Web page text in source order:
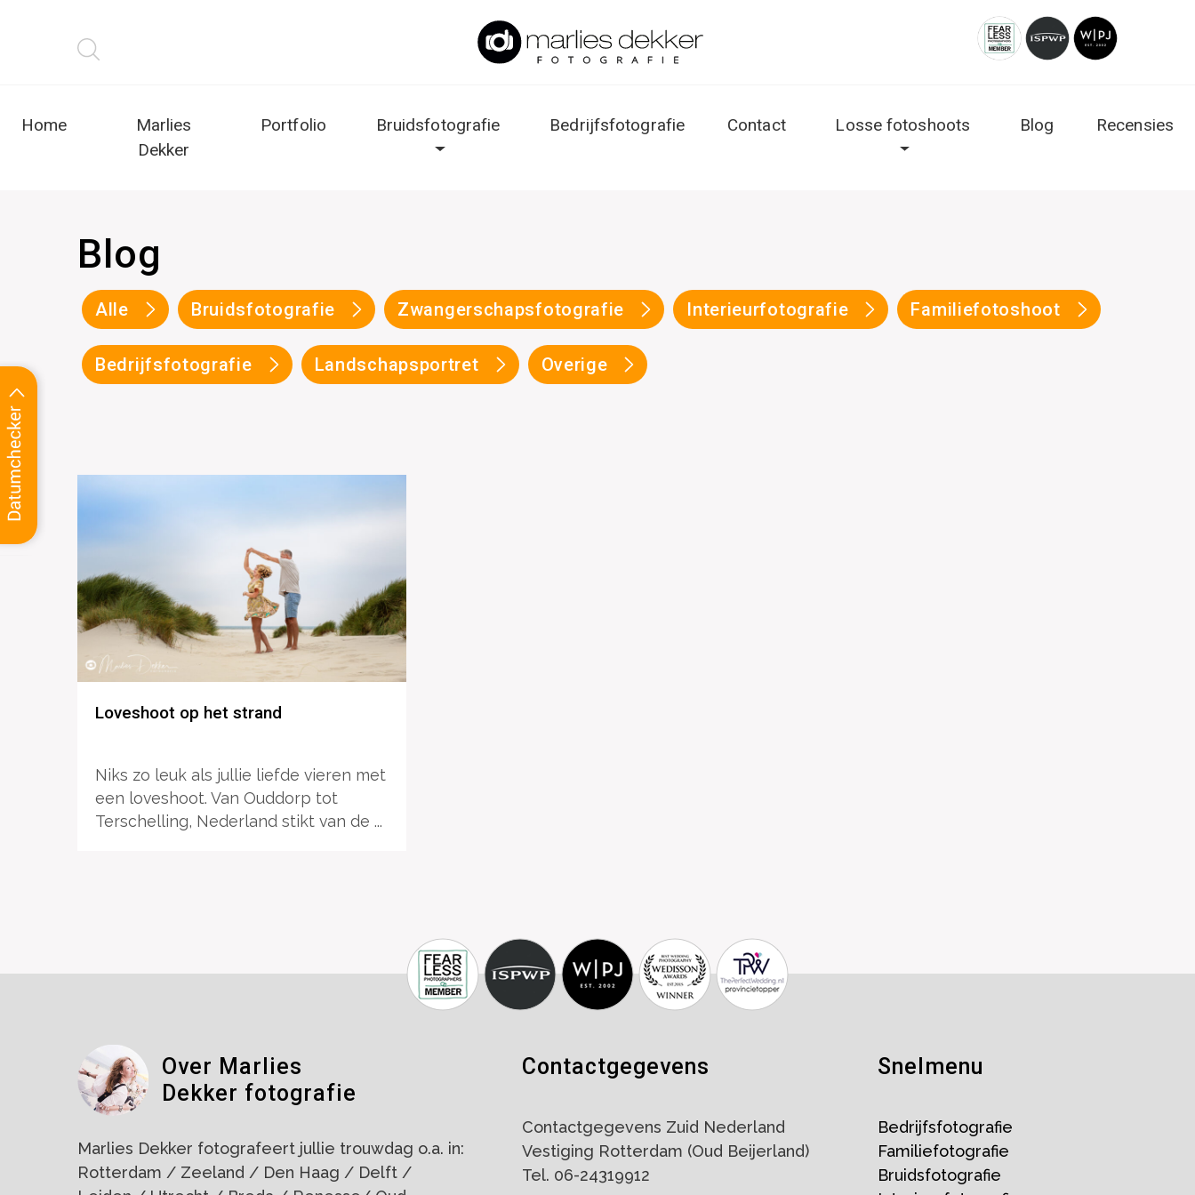
Home
Marlies
Dekker
Portfolio Bruidsfotografie Bedrijfsfotografie Contact Losse fotoshoots Blog Recensies
Blog
Alle Bruidsfotografie Zwangerschapsfotografie Interieurfotografie Familiefotoshoot
Bedrijfsfotografie Landschapsportret Overige
Loveshoot op het strand
Niks zo leuk als jullie liefde vieren met
een loveshoot. Van Ouddorp tot
Terschelling, Nederland stikt van de ...
Over Marlies
Dekker fotografie
Marlies Dekker fotografeert jullie trouwdag o.a. in:
Rotterdam / Zeeland / Den Haag / Delft /
Contactgegevens
Contactgegevens Zuid Nederland
Vestiging Rotterdam (Oud Beijerland)
Tel. 06-24319912
Snelmenu
Bedrijfsfotografie
Familiefotografie
Bruidsfotografie